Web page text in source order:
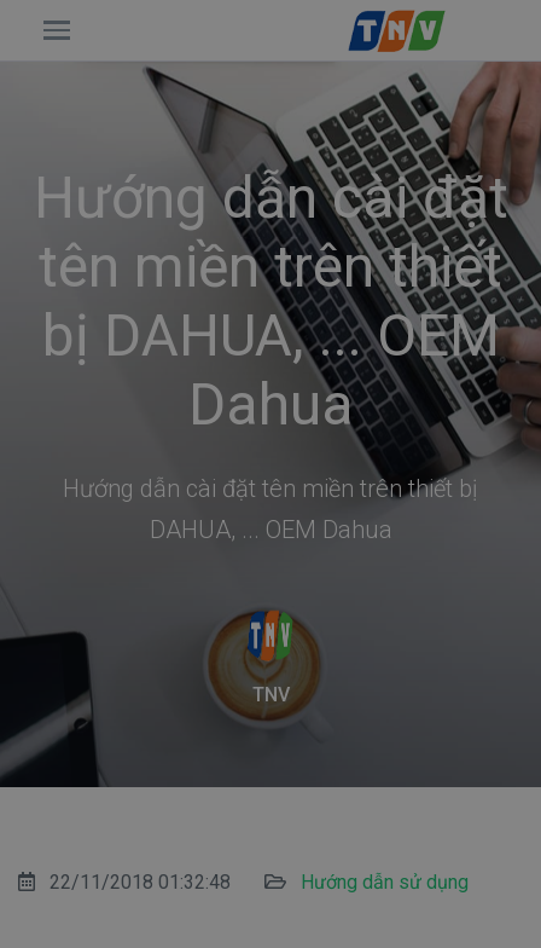
Hướng dẫn cài đặt
tên miền trên thiết
bị DAHUA, ... OEM
Dahua
Hướng dẫn cài đặt tên miền trên thiết bị
DAHUA, ... OEM Dahua
TNV
22/11/2018 01:32:48 Hướng dẫn sử dụng